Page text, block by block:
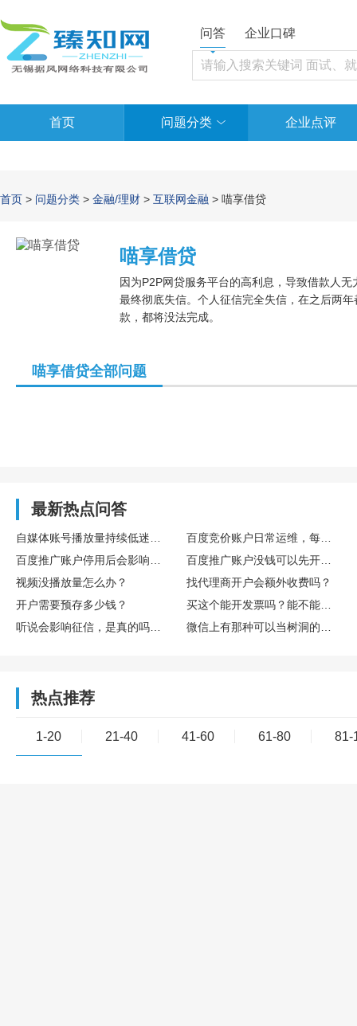
问答 企业口碑
首页 问题分类 企业点评
首页 > 问题分类 > 金融/理财 > 互联网金融 > 喵享借贷
喵享借贷
因为P2P网贷服务平台的高利息，导致借款人
最终彻底失信。个人征信完全失信，在之后两
款，都将没法完成。
喵享借贷全部问题
最新热点问答
视频没播放量怎么办？
找代理商开户会额外收费吗？
开户需要预存多少钱？
热点推荐
1-20 21-40 41-60 61-80 81-